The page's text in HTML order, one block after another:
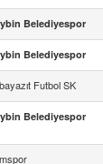
Belediyespor
Belediyespor
Futbol SK
Belediyespor